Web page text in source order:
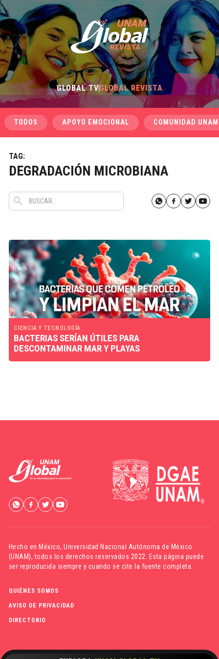
GLOBAL TVGLOBAL REVISTA
TODOS APOYO EMOCIONAL COMUNIDAD UNAM
TAG:
DEGRADACIÓN MICROBIANA
CIENCIA Y TECNOLOGÍA
BACTERIAS SERÍAN ÚTILES PARA
DESCONTAMINAR MAR Y PLAYAS
Hecho en México,Universidad Nacional Autónoma de México
(UNAM), todos los derechos reservados 2022. Esta página puede
ser reproducida siempre y cuando se cite la fuente completa.
QUIÉNES SOMOS
AVISO DE PRIVACIDAD
DIRECTORIO